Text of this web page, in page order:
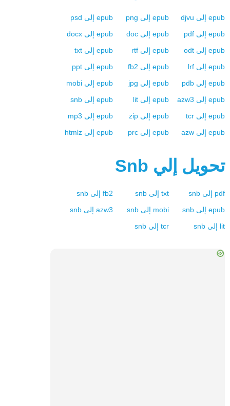
epub إلى djvu
epub إلى png
epub إلى psd
epub إلى pdf
epub إلى doc
epub إلى docx
epub إلى odt
epub إلى rtf
epub إلى txt
epub إلى lrf
epub إلى fb2
epub إلى ppt
epub إلى pdb
epub إلى jpg
epub إلى mobi
epub إلى azw3
epub إلى lit
epub إلى snb
epub إلى tcr
epub إلى zip
epub إلى mp3
epub إلى azw
epub إلى prc
epub إلى htmlz
تحويل إلي Snb
pdf إلى snb
txt إلى snb
fb2 إلى snb
epub إلى snb
mobi إلى snb
azw3 إلى snb
lit إلى snb
tcr إلى snb